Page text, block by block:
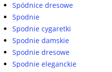
Spódnice dresowe
Spodnie
Spodnie cygaretki
Spodnie damskie
Spodnie dresowe
Spodnie eleganckie